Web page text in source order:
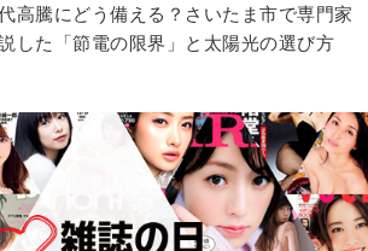
高騰にどう備える？さいたま市で専門家
した「節電の限界」と太陽光の選び方